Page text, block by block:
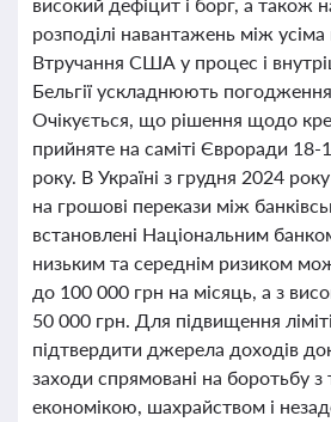
розподілі навантажень між
Втручання США у процес і
Бельгії ускладнюють
Очікується, що рішення щодо
прийняте на саміті Євроради 18-
року. В Україні з грудня 2024
на грошові перекази між
встановлені Національним
низьким та середнім ризиком
до 100 000 грн на місяць, а з
50 000 грн. Для підвищення
підтвердити джерела доходів
заходи спрямовані на боротьбу з
економікою, шахрайством і